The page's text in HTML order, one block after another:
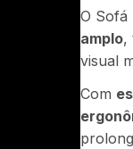
O Sofá
amplo,
visual
Com